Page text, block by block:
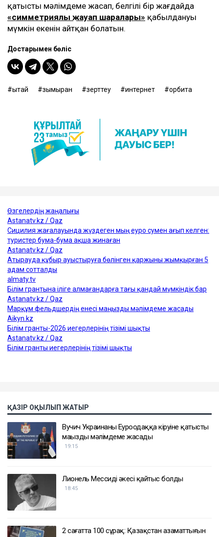
қатысты мәлімдеме жасап, белгілі бір жағдайда
«симметриялық жауап шаралары» қабылдануы
мүмкін екенін айтқан болатын.
Достарыңмен бөліс
Қытай зымыран зерттеу интернет орбита